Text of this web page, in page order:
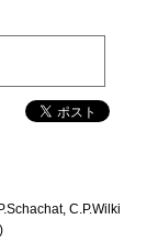
C.P.Wilki